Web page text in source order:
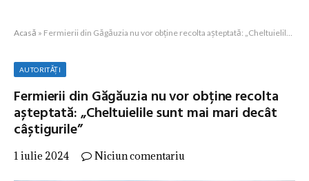
Acasă » Fermierii din Găgăuzia nu vor obține recolta așteptată: „Cheltuielile sunt mai mari decât câștigurile”
AUTORITĂȚI
Fermierii din Găgăuzia nu vor obține recolta
așteptată: „Cheltuielile sunt mai mari decât
câștigurile”
1 iulie 2024 Niciun comentariu